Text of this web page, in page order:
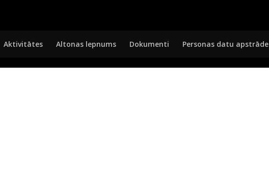
Aktivitātes Altonas lepnums Dokumenti Personas datu apstrāde